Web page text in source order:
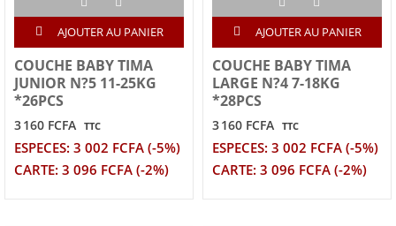
AJOUTER AU PANIER
COUCHE BABY TIMA
JUNIOR N?5 11-25KG
*26PCS
3 160 FCFA TTC
ESPECES: 3 002 FCFA (-5%)
CARTE: 3 096 FCFA (-2%)
AJOUTER AU PANIER
COUCHE BABY TIMA
LARGE N?4 7-18KG
*28PCS
3 160 FCFA TTC
ESPECES: 3 002 FCFA (-5%)
CARTE: 3 096 FCFA (-2%)